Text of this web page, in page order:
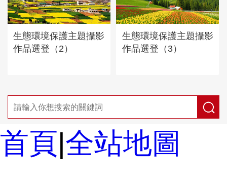
生態環境保護主題攝影
作品選登（2）
生態環境保護主題攝影
作品選登（3）
首頁|全站地圖